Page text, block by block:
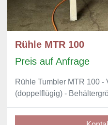
Rühle MTR 100
Preis auf Anfrage
Rühle Tumbler MTR 100 -
(doppelflügig) -